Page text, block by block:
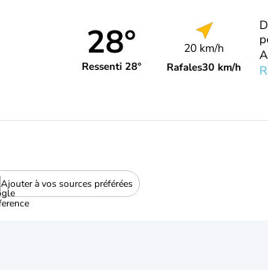
28°
Ressenti 28°
20 km/h
Rafales30 km/h
Ajouter à vos sources préférées